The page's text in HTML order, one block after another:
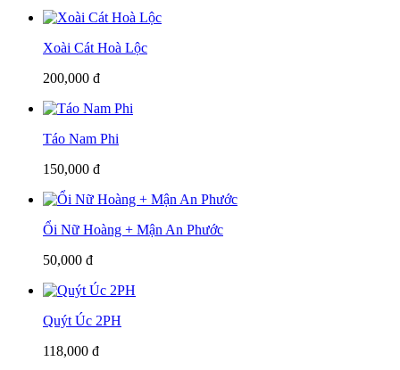
Xoài Cát Hoà Lộc
200,000 đ
Táo Nam Phi
150,000 đ
Ổi Nữ Hoàng + Mận An Phước
50,000 đ
Quýt Úc 2PH
118,000 đ